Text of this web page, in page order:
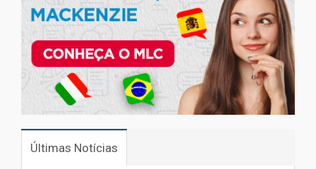
Últimas Notícias